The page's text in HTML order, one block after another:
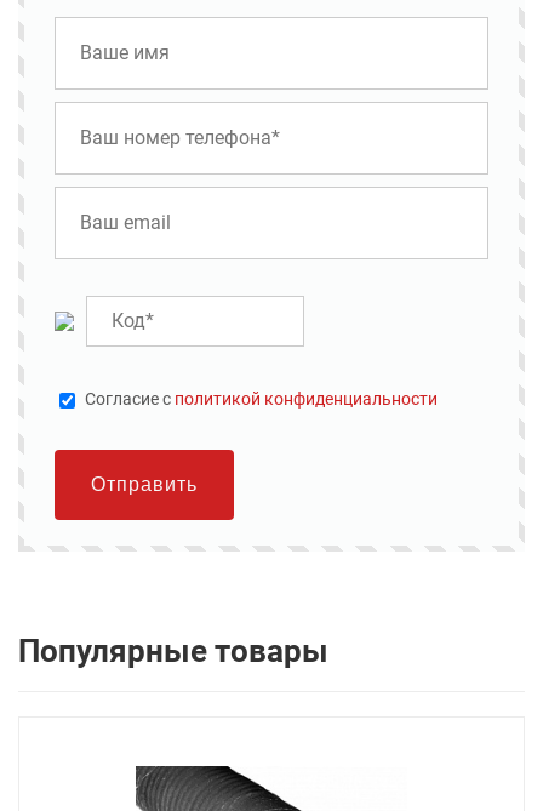
Cогласие с политикой конфиденциальности
Отправить
Популярные товары